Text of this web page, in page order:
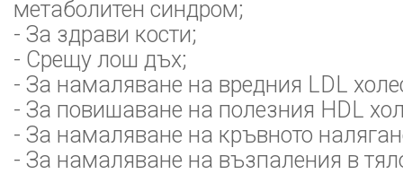
метаболитен синдром;
- За здрави кости;
- Срещу лош дъх;
- За намаляване на вредния LDL
- За повишаване на полезния HDL
- За намаляване на кръвното
- За намаляване на възпаления в